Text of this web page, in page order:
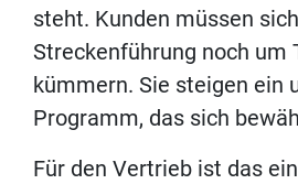
steht. Kunden müssen
Streckenführung noch um
kümmern. Sie steigen ein
Programm, das sich
Für den Vertrieb ist das